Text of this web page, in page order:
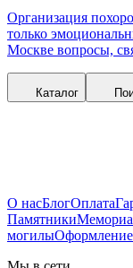
Организация
только
Москве вопросы,
Каталог
О насБлогОплата
Памятники
могилы